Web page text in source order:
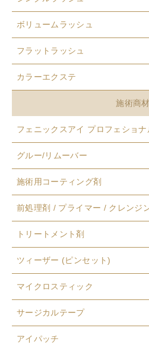
ボリュームラッシュ
フラットラッシュ
カラーエクステ
施術商材
フェニックスアイ プロフェショ
グルー/リムーバー
施術用コーティング剤
前処理剤 / プライマー / クレンジ
トリートメント剤
ツィーザー (ピンセット)
マイクロスティック
サージカルテープ
アイパッチ